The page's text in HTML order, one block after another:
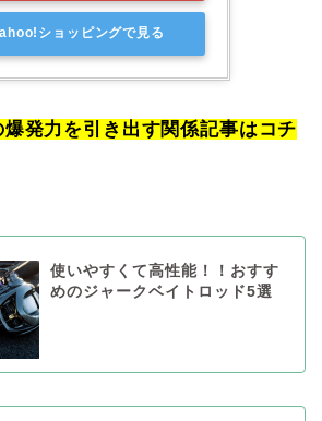
ショッピングで見る
発力を引き出す関係記事はコチ
使いやすくて高性能！！おすす
めのジャークベイトロッド5選